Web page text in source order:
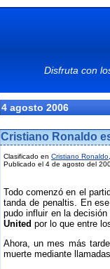
Disfruta con
4 agosto 2006
Cristiano Ronaldo
Clasificado enCristiano Ronaldo
Publicado el 4 de agosto del
Todo comenzó en el
tanda de penaltis. En
pudo influir en la
United por lo que entre
Ahora, un mes más
muerte mediante